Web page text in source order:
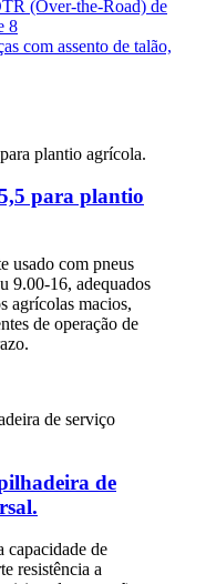
com assento de talão,
para plantio
usado com pneus
9.00-16, adequados
agrícolas macios,
de operação de
de
capacidade de
resistência a